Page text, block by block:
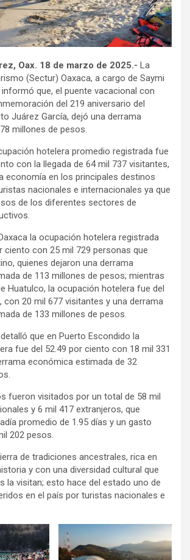
Oax. 18 de marzo de 2025.- La
(Sectur) Oaxaca, a cargo de Saymi
que, el puente vacacional con
del 219 aniversario del
Juárez García, dejó una derrama
millones de pesos.
hotelera promedio registrada fue
con la llegada de 64 mil 737 visitantes,
economía en los principales destinos
nacionales e internacionales ya que
de los diferentes sectores de
la ocupación hotelera registrada
ciento con 25 mil 729 personas que
quienes dejaron una derrama
de 113 millones de pesos; mientras
Huatulco, la ocupación hotelera fue del
con 20 mil 677 visitantes y una derrama
de 133 millones de pesos.
que en Puerto Escondido la
fue del 52.49 por ciento con 18 mil 331
económica estimada de 32
fueron visitados por un total de 58 mil
y 6 mil 417 extranjeros, que
promedio de 1.95 días y un gasto
202 pesos.
de tradiciones ancestrales, rica en
y con una diversidad cultural que
la visitan; esto hace del estado uno de
en el país por turistas nacionales e